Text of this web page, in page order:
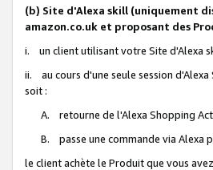
(b) Site d'Alexa skill (uniquement
amazon.co.uk et proposant des
i. un client utilisant votre Site d'Alexa
ii. au cours d'une seule session
soit :
A. retourne de l'Alexa Shopping
B. passe une commande via Alexa
le client achète le Produit que vous